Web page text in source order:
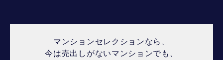
マンションセレクションなら、
今は売出しがないマンションでも、